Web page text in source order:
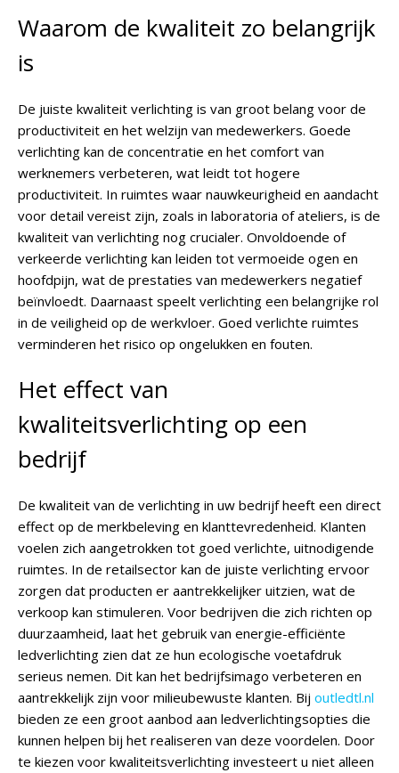
Waarom de kwaliteit zo belangrijk
is
De juiste kwaliteit verlichting is van groot belang voor de
productiviteit en het welzijn van medewerkers. Goede
verlichting kan de concentratie en het comfort van
werknemers verbeteren, wat leidt tot hogere
productiviteit. In ruimtes waar nauwkeurigheid en aandacht
voor detail vereist zijn, zoals in laboratoria of ateliers, is de
kwaliteit van verlichting nog crucialer. Onvoldoende of
verkeerde verlichting kan leiden tot vermoeide ogen en
hoofdpijn, wat de prestaties van medewerkers negatief
beïnvloedt. Daarnaast speelt verlichting een belangrijke rol
in de veiligheid op de werkvloer. Goed verlichte ruimtes
verminderen het risico op ongelukken en fouten.
Het effect van
kwaliteitsverlichting op een
bedrijf
De kwaliteit van de verlichting in uw bedrijf heeft een direct
effect op de merkbeleving en klanttevredenheid. Klanten
voelen zich aangetrokken tot goed verlichte, uitnodigende
ruimtes. In de retailsector kan de juiste verlichting ervoor
zorgen dat producten er aantrekkelijker uitzien, wat de
verkoop kan stimuleren. Voor bedrijven die zich richten op
duurzaamheid, laat het gebruik van energie-efficiënte
ledverlichting zien dat ze hun ecologische voetafdruk
serieus nemen. Dit kan het bedrijfsimago verbeteren en
aantrekkelijk zijn voor milieubewuste klanten. Bij outledtl.nl
bieden ze een groot aanbod aan ledverlichtingsopties die
kunnen helpen bij het realiseren van deze voordelen. Door
te kiezen voor kwaliteitsverlichting investeert u niet alleen